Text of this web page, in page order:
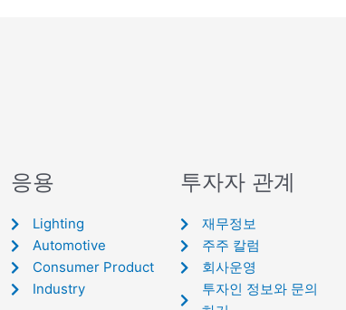
응용
Lighting
Automotive
Consumer Product
Industry
투자자 관계
재무정보
주주 칼럼
회사운영
투자인 정보와 문의